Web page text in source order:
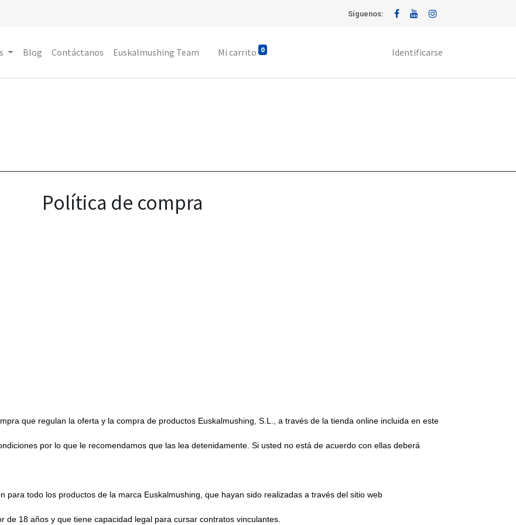
Síguenos:
Blog Contáctanos Euskalmushing Team Mi carrito 0 Identificarse
Política de compra
que regulan la oferta y la compra de productos Euskalmushing, S.L., a través de la tienda online incluida en este
por lo que le recomendamos que las lea detenidamente. Si usted no está de acuerdo con ellas deberá
para todo los productos de la marca Euskalmushing, que hayan sido realizadas a través del sitio web
de 18 años y que tiene capacidad legal para cursar contratos vinculantes.